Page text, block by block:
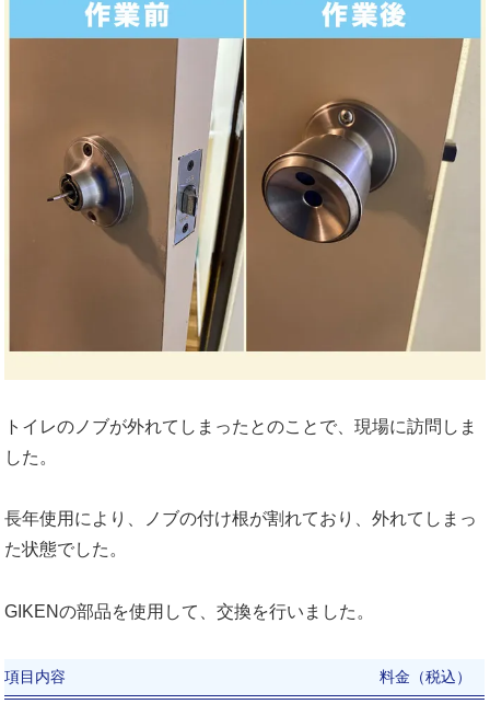
トイレのノブが外れてしまったとのことで、現場に訪問しま
した。
長年使用により、ノブの付け根が割れており、外れてしまっ
た状態でした。
GIKENの部品を使用して、交換を行いました。
項目内容 料金（税込）